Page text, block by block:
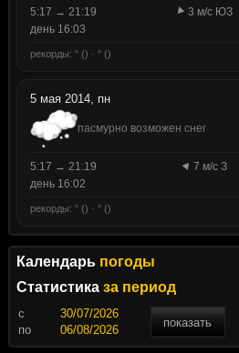
5:17 → 21:19
3 м/с ЮЗ
день 16:03
рекорды: ° () · ° ()
5 мая 2014, пн
пасмурно возможен снег
5:17 → 21:19
7 м/с З
день 16:02
рекорды: ° () · ° ()
Календарь погоды
Статистика за период
c
показать
по